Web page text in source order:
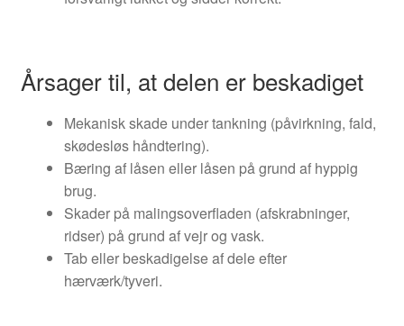
Årsager til, at delen er beskadiget
Mekanisk skade under tankning (påvirkning, fald,
skødesløs håndtering).
Bæring af låsen eller låsen på grund af hyppig
brug.
Skader på malingsoverfladen (afskrabninger,
ridser) på grund af vejr og vask.
Tab eller beskadigelse af dele efter
hærværk/tyveri.